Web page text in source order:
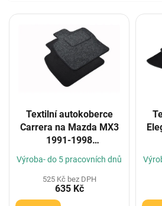
V
Textilní autokoberce
Carrera na Mazda MX3
1991-1998
(Konfigurátor)
Výroba- do 5 pracovních dnů
525 Kč bez DPH
635 Kč